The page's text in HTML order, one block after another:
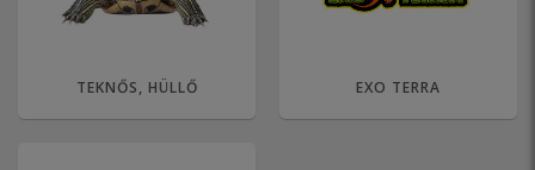
TEKNŐS, HÜLLŐ EXO TERRA